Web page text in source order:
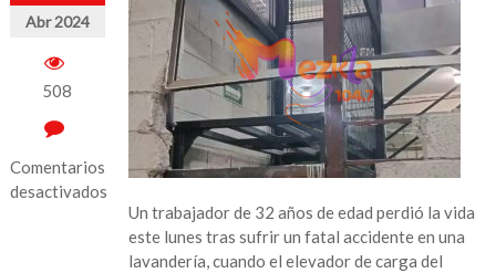
Abr 2024
508
Comentarios
desactivados
Un trabajador de 32 años de edad perdió la vida
este lunes tras sufrir un fatal accidente en una
lavandería, cuando el elevador de carga del